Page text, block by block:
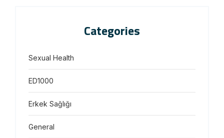
Categories
Sexual Health
ED1000
Erkek Sağlığı
General